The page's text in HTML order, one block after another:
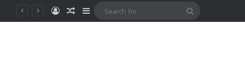
MasukRandom Article
Sidebar